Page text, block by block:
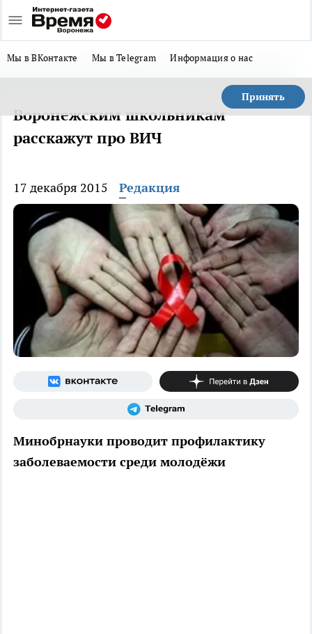
Мы в ВКонтакте Мы в Telegram Информация о нас
Принять
Воронежским школьникам
расскажут про ВИЧ
17 декабря 2015 Редакция
Минобрнауки проводит профилактику
заболеваемости среди молодёжи